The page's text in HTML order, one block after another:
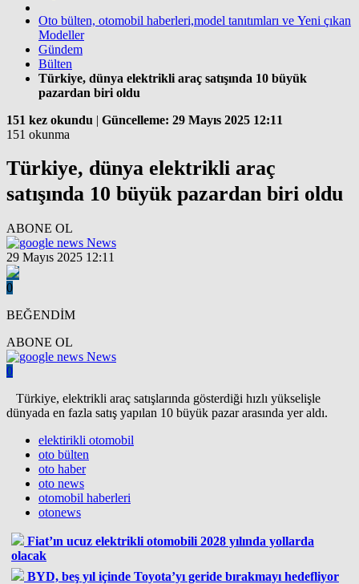
Oto bülten, otomobil haberleri,model tanıtımları ve Yeni çıkan
Modeller
Gündem
Bülten
Türkiye, dünya elektrikli araç satışında 10 büyük
pazardan biri oldu
151 kez okundu | Güncelleme: 29 Mayıs 2025 12:11
151 okunma
Türkiye, dünya elektrikli araç
satışında 10 büyük pazardan biri oldu
ABONE OL
News
29 Mayıs 2025 12:11
0
BEĞENDİM
ABONE OL
News
0
Türkiye, elektrikli araç satışlarında gösterdiği hızlı yükselişle
dünyada en fazla satış yapılan 10 büyük pazar arasında yer aldı.
elektirikli otomobil
oto bülten
oto haber
oto news
otomobil haberleri
otonews
Fiat’ın ucuz elektrikli otomobili 2028 yılında yollarda
olacak
BYD, beş yıl içinde Toyota’yı geride bırakmayı hedefliyor